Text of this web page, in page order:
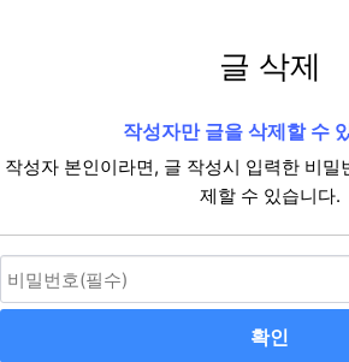
글 삭제
작성자만 글을 삭제할 수
작성자 본인이라면, 글 작성시 입력한 비밀
제할 수 있습니다.